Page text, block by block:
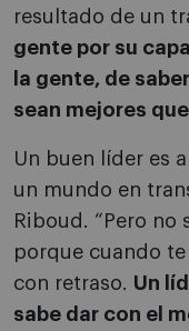
resultado de un
gente por su
la gente, de
sean mejores
Un buen líder es
un mundo en
Riboud. “Pero no
porque cuando
con retraso. Un
sabe dar con el